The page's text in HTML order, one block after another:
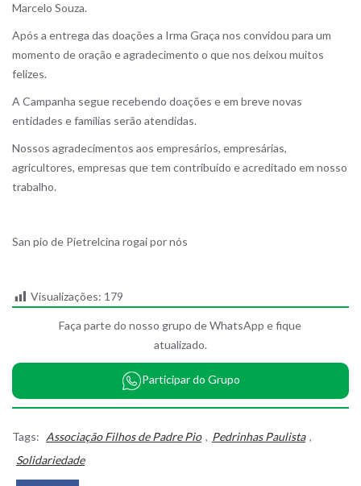
Marcelo Souza.
Após a entrega das doações a Irma Graça nos convidou para um
momento de oração e agradecimento o que nos deixou muitos
felizes.
A Campanha segue recebendo doações e em breve novas
entidades e famílias serão atendidas.
Nossos agradecimentos aos empresários, empresárias,
agricultores, empresas que tem contribuído e acreditado em nosso
trabalho.
San pio de Pietrelcina rogai por nós
Visualizações: 179
Faça parte do nosso grupo de WhatsApp e fique
atualizado.
Participar do Grupo
Tags: Associação Filhos de Padre Pio , Pedrinhas Paulista ,
Solidariedade